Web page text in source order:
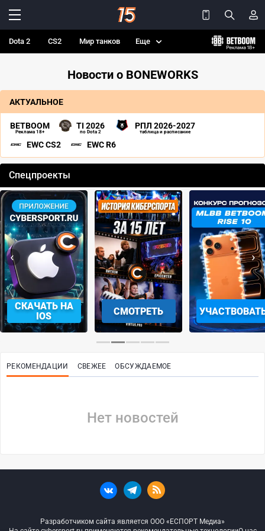
Dota 2 CS2 Мир танков Еще
Новости о BONEWORKS
АКТУАЛЬНОЕ
BETBOOM
Реклама 18+
TI 2026
по Dota 2
РПЛ 2026-2027
таблица и расписание
EWC CS2 EWC R6
Спецпроекты
СКАЧАТЬ НА
IOS
СМОТРЕТЬ
‹ ›
РЕКОМЕНДАЦИИ СВЕЖЕЕ ОБСУЖДАЕМОЕ
Нет новостей
Разработчиком сайта является ООО «ЕСПОРТ Медиа»